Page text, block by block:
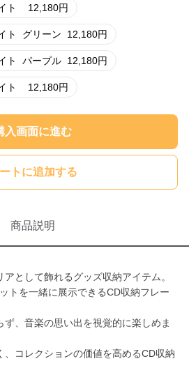
ト 12,180円
ト グリーン 12,180円
ト パープル 12,180円
ト 12,180円
入画面に進む
トに追加する
商品説明
として飾れるグッズ収納アイテム。
トを一緒に展示できるCD収納フレー
、音楽の思い出を視覚的に楽しめま
、コレクションの価値を高めるCD収納